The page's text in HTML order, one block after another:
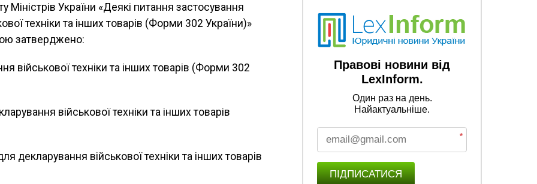
Міністрів України «Деякі питання застосування
техніки та інших товарів (Форми 302 України)»
затверджено:
військової техніки та інших товарів (Форми 302
військової техніки та інших товарів
декларування військової техніки та інших товарів
Правові новини від
LexInform.
Один раз на день.
Найактуальніше.
*
ПІДПИСАТИСЯ